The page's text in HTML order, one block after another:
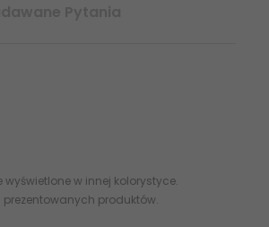
w innej kolorystyce.
produktów.